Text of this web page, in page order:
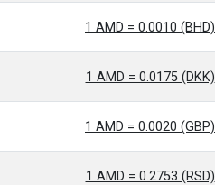
1 AMD = 0.0010 (BHD)
1 AMD = 0.0175 (DKK)
1 AMD = 0.0020 (GBP)
1 AMD = 0.2753 (RSD)